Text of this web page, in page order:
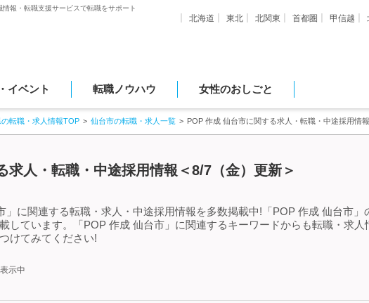
報・転職支援サービスで転職をサポート
北海道 東北 北関東 首都圏 甲信越
イベント 転職ノウハウ 女性のおしごと
転職・求人情報TOP 仙台市の転職・求人一覧 POP 作成 仙台市に関する求人・転職・中途採用情報
求人・転職・中途採用情報＜8/7（金）更新＞
」に関連する転職・求人・中途採用情報を多数掲載中!「POP 作成 仙台市」
しています。「POP 作成 仙台市」に関連するキーワードからも転職・求
けてみてください!
示中